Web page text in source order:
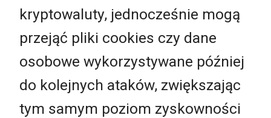
kryptowaluty, jednocześnie mogą
przejąć pliki cookies czy dane
osobowe wykorzystywane później
do kolejnych ataków, zwiększając
tym samym poziom zyskowności